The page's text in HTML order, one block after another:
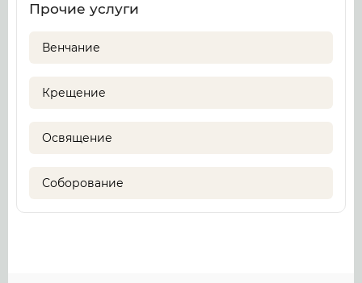
Прочие услуги
Венчание
Крещение
Освящение
Соборование